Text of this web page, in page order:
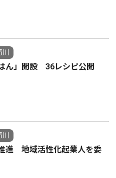
川
ん」開設 36レシピ公開
川
進 地域活性化起業人を委